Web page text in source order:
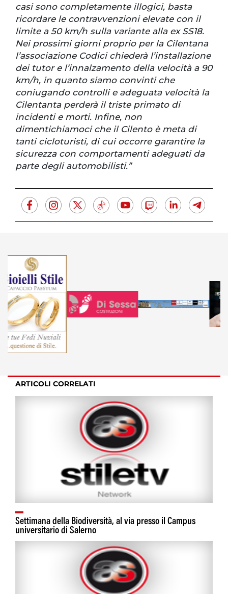
casi sono completamente illogici, basta
ricordare le contravvenzioni elevate con il
limite a 50 km/h sulla variante alla ex SS18.
Nei prossimi giorni proprio per la Cilentana
l’associazione Codici chiederà l’installazione
dei tutor e l’innalzamento della velocità a 90
km/h, in quanto siamo convinti che
coniugando controlli e adeguata velocità la
Cilentanta perderà il triste primato di
incidenti e morti. Infine, non
dimentichiamoci che il Cilento è meta di
tanti cicloturisti, di cui occorre garantire la
sicurezza con comportamenti adeguati da
parte degli automobilisti.”
ARTICOLI CORRELATI
Settimana della Biodiversità, al via presso il Campus
universitario di Salerno